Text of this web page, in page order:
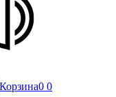
Корзина0 0